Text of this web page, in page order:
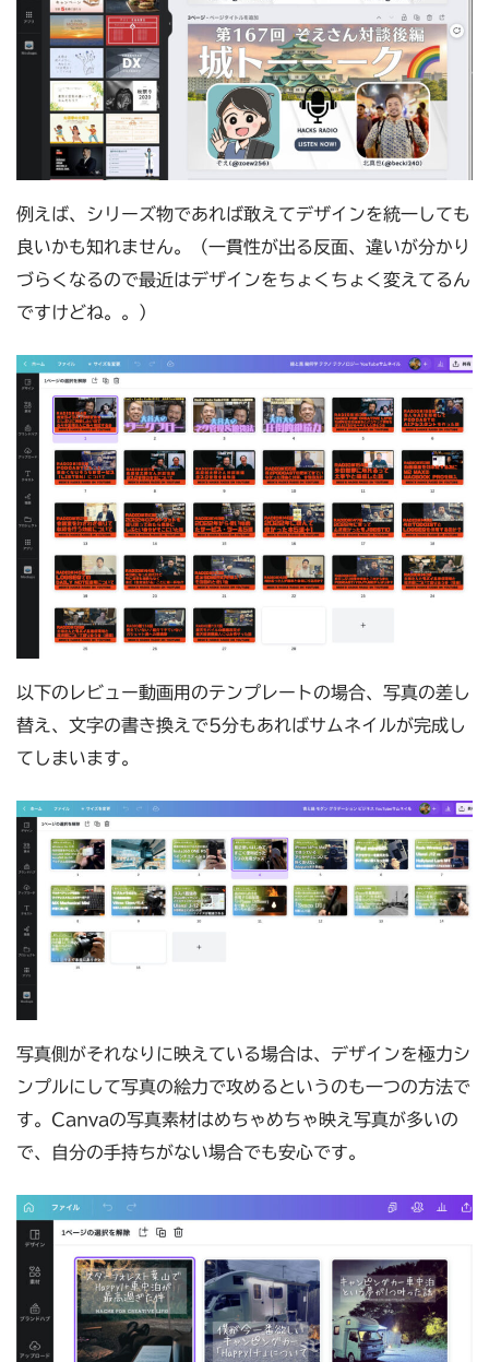
例えば、シリーズ物であれば敢えてデザインを統一しても
良いかも知れません。（一貫性が出る反面、違いが分かり
づらくなるので最近はデザインをちょくちょく変えてるん
ですけどね。。）
以下のレビュー動画用のテンプレートの場合、写真の差し
替え、文字の書き換えで5分もあればサムネイルが完成し
てしまいます。
写真側がそれなりに映えている場合は、デザインを極力シ
ンプルにして写真の絵力で攻めるというのも一つの方法で
す。Canvaの写真素材はめちゃめちゃ映え写真が多いの
で、自分の手持ちがない場合でも安心です。